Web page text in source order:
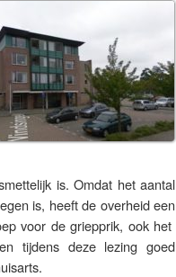
is. Omdat het aantal
is, heeft de overheid een
voor de griepprik, ook het
tijdens deze lezing goed